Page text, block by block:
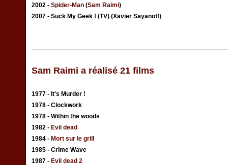
2002 - Spider-Man (Sam Raimi)
2007 - Suck My Geek ! (TV) (Xavier Sayanoff)
Sam Raimi a réalisé 21 films
1977 - It's Murder !
1978 - Clockwork
1978 - Within the woods
1982 - Evil dead
1984 - Mort sur le grill
1985 - Crime Wave
1987 - Evil dead 2